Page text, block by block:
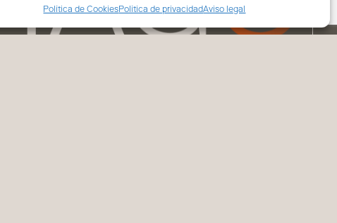
Política de CookiesPolítica de privacidadAviso legal